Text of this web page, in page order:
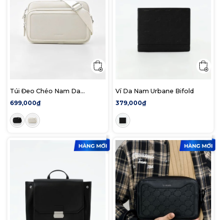
Túi Đeo Chéo Nam Da
Saffiano
699,000₫
Ví Da Nam Urbane Bifold
379,000₫